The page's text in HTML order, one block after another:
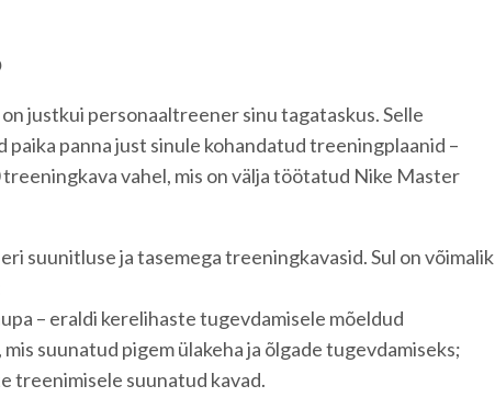
on justkui personaaltreener sinu tagataskus. Selle
paika panna just sinule kohandatud treeningplaanid –
treeningkava vahel, mis on välja töötatud Nike Master
suunitluse ja tasemega treeningkavasid. Sul on võimalik
– eraldi kerelihaste tugevdamisele mõeldud
suunatud pigem ülakeha ja õlgade tugevdamiseks;
treenimisele suunatud kavad.